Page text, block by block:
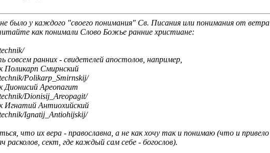
было у каждого "своего понимания" Св. Писания или понимания от ветра
как понимали Слово Божье ранние христиане:
ранних - свидетелей апостолов, например,
Поликарп Смирнский
Polikarp_Smirnskij/
Дионисий Ареопагит
Dionisij_Areopagit/
Игнатий Антиохийский
Ignatij_Antiohijskij/
что их вера - православна, а не как хочу так и понимаю (что и привело
расколов, сект, где каждый сам себе - богослов).